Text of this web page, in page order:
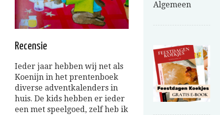
Recensie
Ieder jaar hebben wij net als
Koenijn in het prentenboek
diverse adventkalenders in
huis. De kids hebben er ieder
een met speelgoed, zelf heb ik